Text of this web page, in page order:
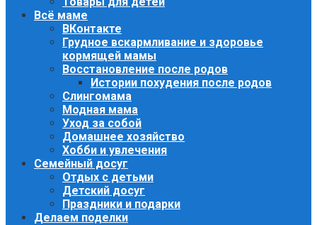
Всё маме
ВКонтакте
Грудное вскармливание и здоровье
кормящей мамы
Восстановление после родов
Истории похудения после родов
Слингомама
Модная мама
Уход за собой
Домашнее хозяйство
Хобби и увлечения
Семейный досуг
Отдых с детьми
Детский досуг
Праздники и подарки
Делаем поделки